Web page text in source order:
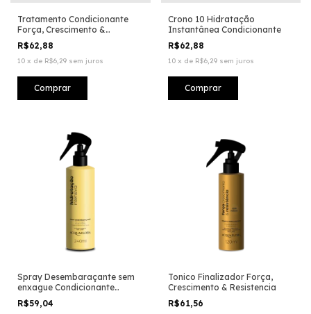
Tratamento Condicionante
Força, Crescimento &
Resistencia
R$62,88
10 x de R$6,29 sem juros
Crono 10 Hidratação
Instantânea Condicionante
R$62,88
10 x de R$6,29 sem juros
Spray Desembaraçante sem
enxague Condicionante
Hidratação Intensiva
R$59,04
Tonico Finalizador Força,
Crescimento & Resistencia
R$61,56